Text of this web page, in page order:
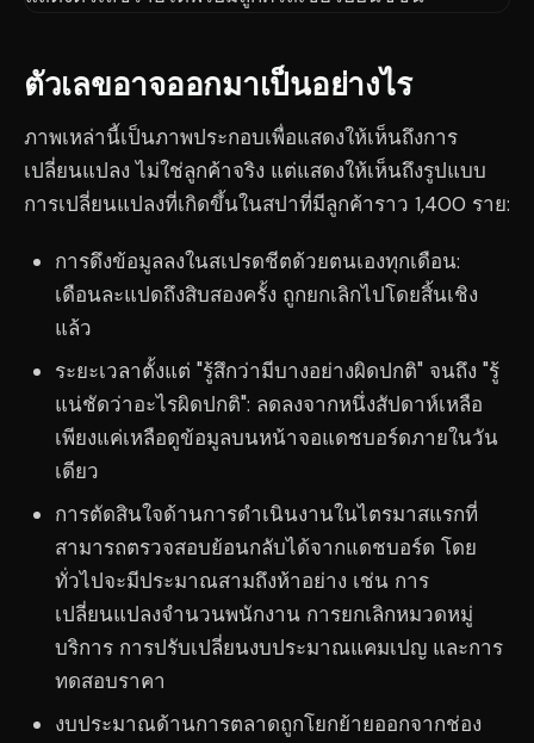
ตัวเลขอาจออกมาเป็นอย่างไร
ภาพเหล่านี้เป็นภาพประกอบเพื่อแสดงให้เห็นถึงการ
เปลี่ยนแปลง ไม่ใช่ลูกค้าจริง แต่แสดงให้เห็นถึงรูปแบบ
การเปลี่ยนแปลงที่เกิดขึ้นในสปาที่มีลูกค้าราว 1,400 ราย:
การดึงข้อมูลลงในสเปรดชีตด้วยตนเองทุกเดือน:
เดือนละแปดถึงสิบสองครั้ง ถูกยกเลิกไปโดยสิ้นเชิง
แล้ว
ระยะเวลาตั้งแต่ "รู้สึกว่ามีบางอย่างผิดปกติ" จนถึง "รู้
แน่ชัดว่าอะไรผิดปกติ": ลดลงจากหนึ่งสัปดาห์เหลือ
เพียงแค่เหลือดูข้อมูลบนหน้าจอแดชบอร์ดภายในวัน
เดียว
การตัดสินใจด้านการดำเนินงานในไตรมาสแรกที่
สามารถตรวจสอบย้อนกลับได้จากแดชบอร์ด โดย
ทั่วไปจะมีประมาณสามถึงห้าอย่าง เช่น การ
เปลี่ยนแปลงจำนวนพนักงาน การยกเลิกหมวดหมู่
บริการ การปรับเปลี่ยนงบประมาณแคมเปญ และการ
ทดสอบราคา
งบประมาณด้านการตลาดถูกโยกย้ายออกจากช่อง